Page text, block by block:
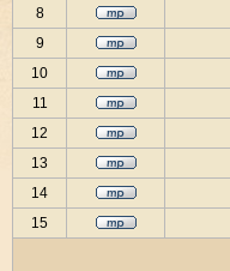
8
9
10
11
12
13
14
15